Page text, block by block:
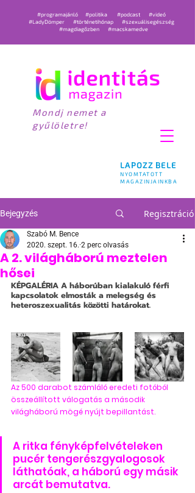
LAPOZZ BELE
NYOMTATOTT
MAGAZINJAINKBA
#programajánló #politika #podcast
#videó
#LadyDömper
#történetihónap
#szexuálisegészség
#magdiagőzben
#macskamedve
Mondj nemet a
gyűlöletre!
Bejegyzés Regisztráció
A 2. világháború meztelen
hősei
Szabó M. Bence
2020. szept. 16. 2 perc olvasás
KÉPGALÉRIA A háborúban kialakuló férfi
kapcsolatok elmosták a melegség és
heteroszexualitás közötti határokat.
Az 500 darabot számláló eredeti fotóból
összeállított válogatás a második
világháború mögé nyújt bepillantást.
A ritka fényképfelvételeken
pucér tengerészgyalogosok
láthatóak, a háború egy másik
arcát bemutatva.